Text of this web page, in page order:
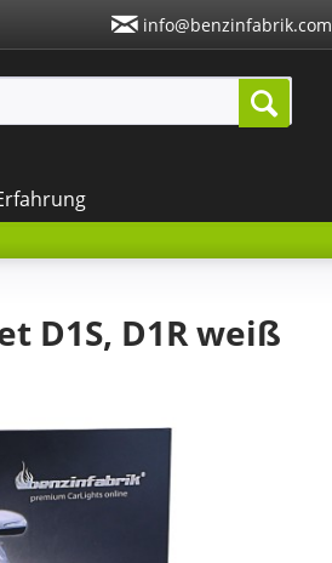
info@benzinfabrik.com
D1S, D1R weiß